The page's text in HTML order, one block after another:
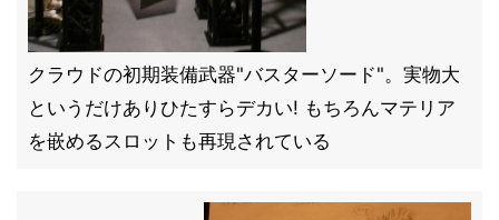
クラウドの初期装備武器"バスターソード"。実物大
というだけありひたすらデカい! もちろんマテリア
を嵌めるスロットも再現されている